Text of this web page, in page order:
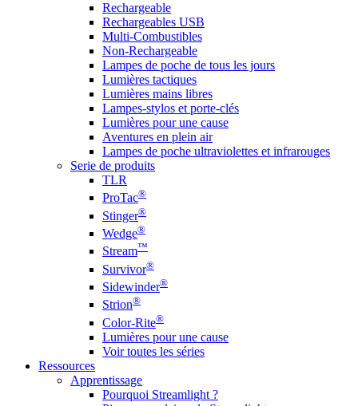
Rechargeable
Rechargeables USB
Multi-Combustibles
Non-Rechargeable
Lampes de poche de tous les jours
Lumières tactiques
Lumières mains libres
Lampes-stylos et porte-clés
Lumières pour une cause
Aventures en plein air
Lampes de poche ultraviolettes et infrarouges
Serie de produits
TLR
ProTac®
Stinger®
Wedge®
Stream™
Survivor®
Sidewinder®
Strion®
Color-Rite®
Lumières pour une cause
Voir toutes les séries
Ressources
Apprentissage
Pourquoi Streamlight ?